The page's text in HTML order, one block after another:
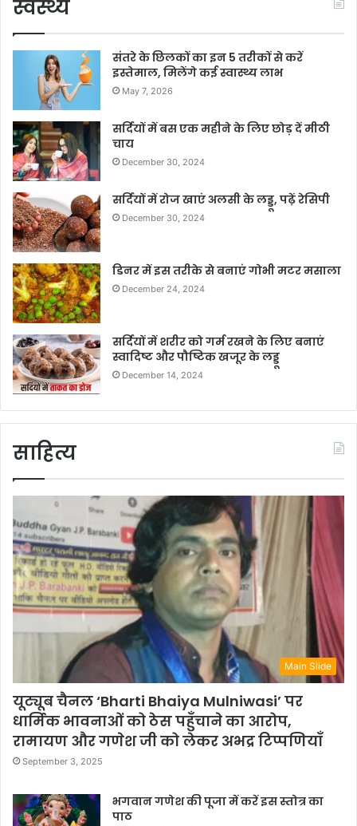
स्वस्थ्य
संतरे के छिलकों का इन 5 तरीकों से करें
इस्तेमाल, मिलेंगे कई स्वास्थ्य लाभ
May 7, 2026
सर्दियों में बस एक महीने के लिए छोड़ दें मीठी
चाय
December 30, 2024
सर्दियों में रोज खाएं अलसी के लड्डू, पढ़ें रेसिपी
December 30, 2024
डिनर में इस तरीके से बनाएं गोभी मटर मसाला
December 24, 2024
सर्दियों में शरीर को गर्म रखने के लिए बनाएं
स्वादिष्ट और पौष्टिक खजूर के लड्डू
December 14, 2024
साहित्य
Main Slide
यूट्यूब चैनल ‘Bharti Bhaiya Mulniwasi’ पर
धार्मिक भावनाओं को ठेस पहुँचाने का आरोप,
रामायण और गणेश जी को लेकर अभद्र टिप्पणियाँ
September 3, 2025
भगवान गणेश की पूजा में करें इस स्तोत्र का
पाठ